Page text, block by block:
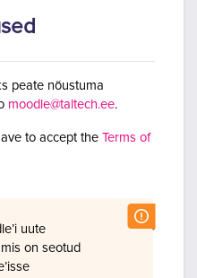
peate nõustuma
moodle@taltech.ee.
to accept the Terms of
uute
on seotud